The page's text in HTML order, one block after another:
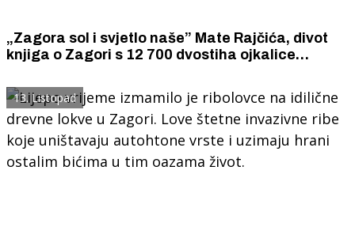
„Zagora sol i svjetlo naše” Mate Rajčića, divot
knjiga o Zagori s 12 700 dvostiha ojkalice
Unešiću.
13. Listopad